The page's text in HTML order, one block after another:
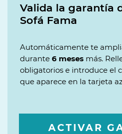
Valida la garantía
Sofá Fama
Automáticamente te
durante 6 meses más.
obligatorios e introduce el
que aparece en la tarjeta
ACTIVAR